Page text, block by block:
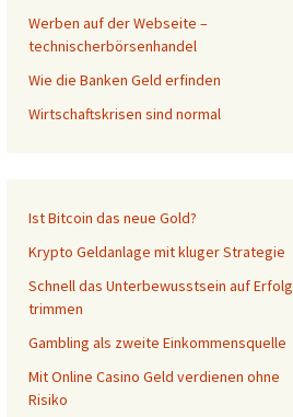
Werben auf der Webseite –
technischerbörsenhandel
Wie die Banken Geld erfinden
Wirtschaftskrisen sind normal
Ist Bitcoin das neue Gold?
Krypto Geldanlage mit kluger Strategie
Schnell das Unterbewusstsein auf Erfolg
trimmen
Gambling als zweite Einkommensquelle
Mit Online Casino Geld verdienen ohne
Risiko